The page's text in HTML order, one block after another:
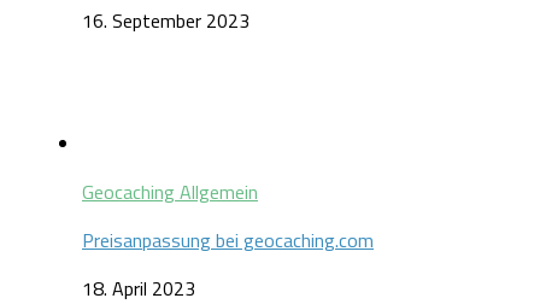
16. September 2023
Geocaching Allgemein
Preisanpassung bei geocaching.com
18. April 2023